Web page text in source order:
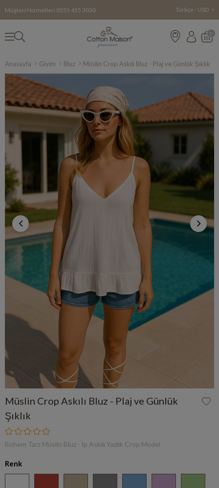
Müşteri Hizmetleri 0555 455 3030 Türkçe - USD
0
Anasayfa Giyim Bluz Müslin Crop Askılı Bluz - Plaj ve Günlük Şıklık
Müslin Crop Askılı Bluz - Plaj ve Günlük
Şıklık
Bohem Tarz Müslin Bluz - İp Askılı Yazlık Crop Model
Renk